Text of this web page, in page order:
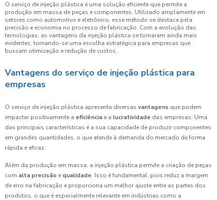
O serviço de injeção plástica é uma solução eficiente que permite a
produção em massa de peças e componentes. Utilizado amplamente em
setores como automotivo e eletrônico, esse método se destaca pela
precisão e economia no processo de fabricação. Com a evolução das
tecnologias, as vantagens da injeção plástica se tornaram ainda mais
evidentes, tornando-se uma escolha estratégica para empresas que
buscam otimização e redução de custos.
Vantagens do serviço de injeção plástica para
empresas
O serviço de injeção plástica apresenta diversas vantagens que podem
impactar positivamente a eficiência e a lucratividade das empresas. Uma
das principais características é a sua capacidade de produzir componentes
em grandes quantidades, o que atende à demanda do mercado de forma
rápida e eficaz.
Além da produção em massa, a injeção plástica permite a criação de peças
com alta precisão e qualidade. Isso é fundamental, pois reduz a margem
de erro na fabricação e proporciona um melhor ajuste entre as partes dos
produtos, o que é especialmente relevante em indústrias como a